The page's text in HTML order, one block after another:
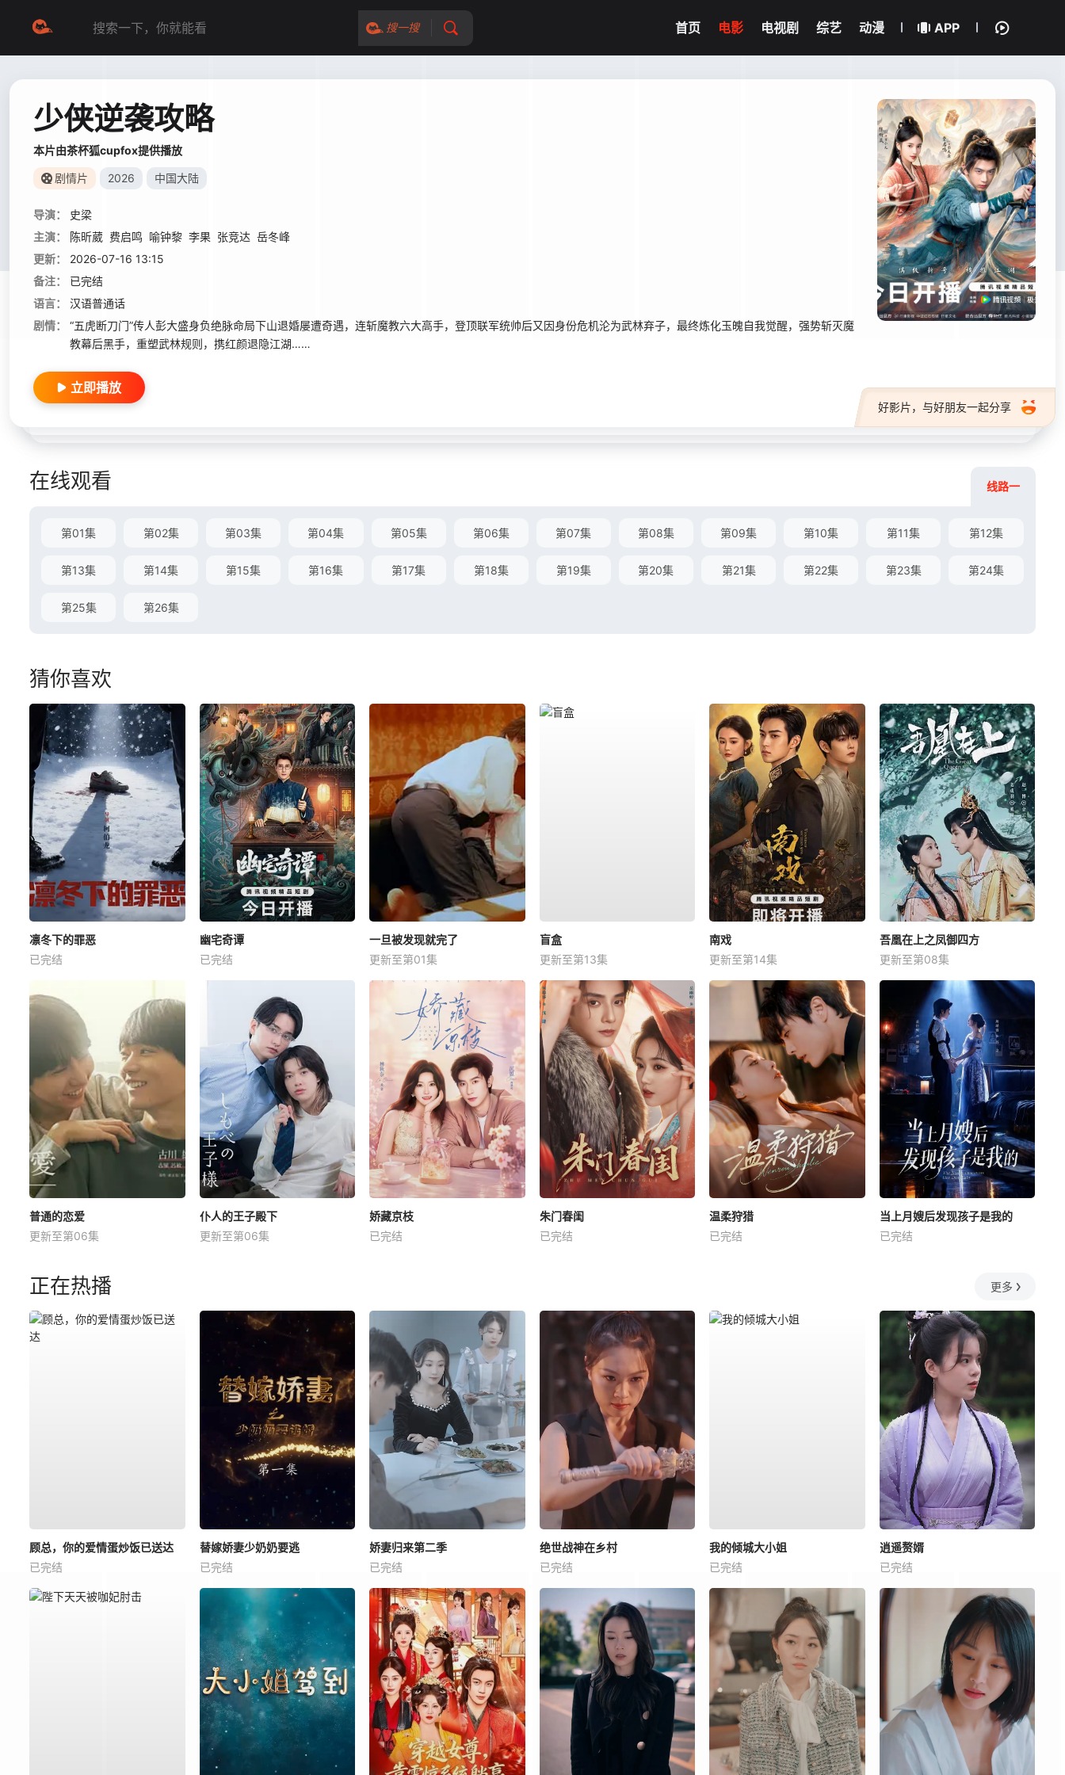
搜一搜 首页 电影 电视剧 综艺 动漫 APP
少侠逆袭攻略
本片由茶杯狐cupfox提供播放
剧情片 2026 中国大陆
导演：
史梁
主演：
陈昕葳 费启鸣 喻钟黎 李果 张竞达 岳冬峰
更新：
2026-07-16 13:15
备注：
已完结
语言：
汉语普通话
剧情：
“五虎断刀门”传人彭大盛身负绝脉命局下山退婚屡遭奇遇，连斩魔教六大高手，登顶联军统帅后又因身份危机沦为武林弃子，最终炼化玉魄自我觉醒，强势斩灭魔
教幕后黑手，重塑武林规则，携红颜退隐江湖……
好影片，与好朋友一起分享
立即播放
在线观看 线路一
第01集 第02集 第03集 第04集 第05集 第06集 第07集 第08集 第09集 第10集 第11集 第12集
第13集 第14集 第15集 第16集 第17集 第18集 第19集 第20集 第21集 第22集 第23集 第24集
第25集 第26集
猜你喜欢
凛冬下的罪恶
已完结
幽宅奇谭
已完结
一旦被发现就完了
更新至第01集
盲盒
更新至第13集
南戏
更新至第14集
吾凰在上之凤御四方
更新至第08集
普通的恋爱
更新至第06集
仆人的王子殿下
更新至第06集
娇藏京枝
已完结
朱门春闺
已完结
温柔狩猎
已完结
当上月嫂后发现孩子是我的
已完结
正在热播 更多
顾总，你的爱情蛋炒饭已送达
已完结
替嫁娇妻少奶奶要逃
已完结
娇妻归来第二季
已完结
绝世战神在乡村
已完结
我的倾城大小姐
已完结
逍遥赘婿
已完结